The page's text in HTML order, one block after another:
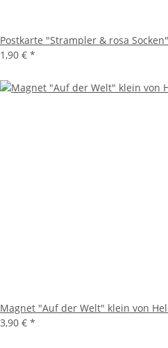
Postkarte "Strampler & rosa
1,90 € *
Magnet "Auf der Welt" klein von
3,90 € *